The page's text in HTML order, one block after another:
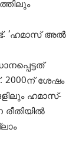
‘ഹമാസ് അല്‍
ശേഷം
ഹമാസ്-